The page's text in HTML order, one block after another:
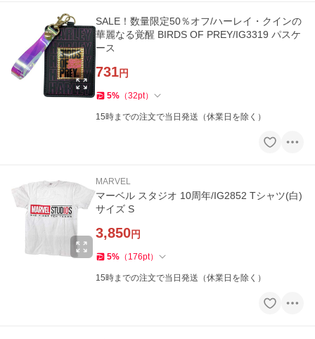
SALE！数量限定50％オフ/ハーレイ・クインの
華麗なる覚醒 BIRDS OF PREY/IG3319 パスケ
ース
731円
5% （32pt）
15時までの注文で当日発送（休業日を除く）
MARVEL
マーベル スタジオ 10周年/IG2852 Tシャツ(白)
サイズ S
3,850円
5% （ 176pt）
15時までの注文で当日発送（休業日を除く）